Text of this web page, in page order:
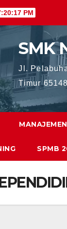
PM
SMK
Jl.
Timur
SPMB